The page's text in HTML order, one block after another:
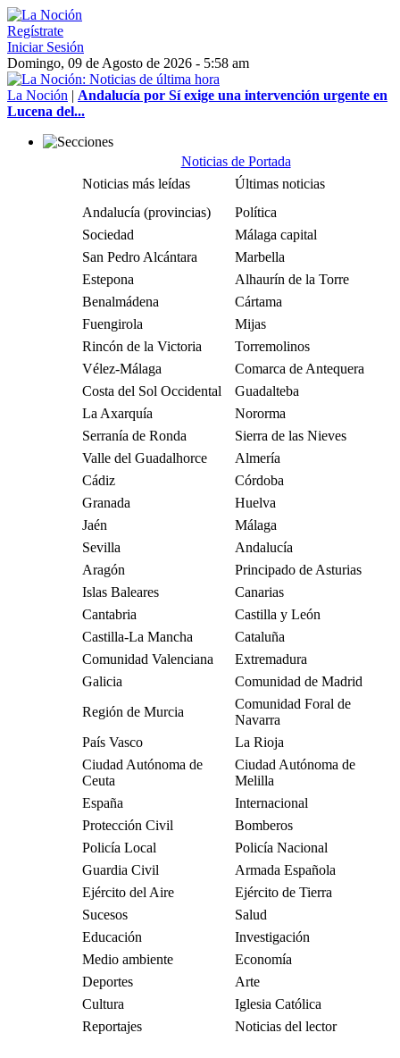
Regístrate
Iniciar Sesión
Domingo, 09 de Agosto de 2026 - 5:58 am
La Noción | Andalucía por Sí exige una intervención urgente en
Lucena del...
Noticias de Portada
Noticias más leídas
Últimas noticias
Andalucía (provincias)
Política
Sociedad
Málaga capital
San Pedro Alcántara
Marbella
Estepona
Alhaurín de la Torre
Benalmádena
Cártama
Fuengirola
Mijas
Rincón de la Victoria
Torremolinos
Vélez-Málaga
Comarca de Antequera
Costa del Sol Occidental
Guadalteba
La Axarquía
Nororma
Serranía de Ronda
Sierra de las Nieves
Valle del Guadalhorce
Almería
Cádiz
Córdoba
Granada
Huelva
Jaén
Málaga
Sevilla
Andalucía
Aragón
Principado de Asturias
Islas Baleares
Canarias
Cantabria
Castilla y León
Castilla-La Mancha
Cataluña
Comunidad Valenciana
Extremadura
Galicia
Comunidad de Madrid
Región de Murcia
Comunidad Foral de
Navarra
País Vasco
La Rioja
Ciudad Autónoma de
Ceuta
Ciudad Autónoma de
Melilla
España
Internacional
Protección Civil
Bomberos
Policía Local
Policía Nacional
Guardia Civil
Armada Española
Ejército del Aire
Ejército de Tierra
Sucesos
Salud
Educación
Investigación
Medio ambiente
Economía
Deportes
Arte
Cultura
Iglesia Católica
Reportajes
Noticias del lector